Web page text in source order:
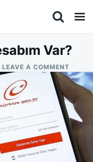
Var?
LEAVE A COMMENT
HANGI
VAR?